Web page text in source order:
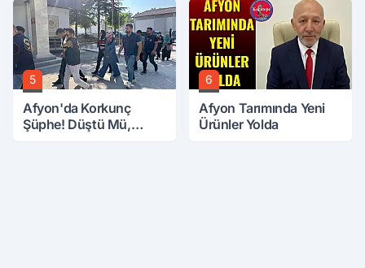
5
Afyon'da Korkunç
Şüphe! Düştü Mü,
6
Afyon Tarımında Yeni
Ürünler Yolda